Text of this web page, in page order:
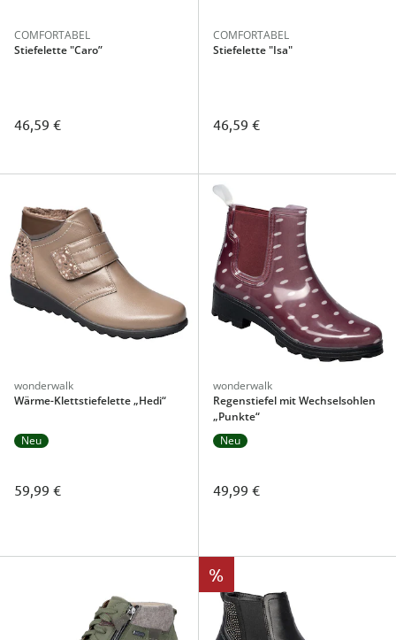
COMFORTABEL
Stiefelette "Caro”
46,59 €
COMFORTABEL
Stiefelette "Isa"
46,59 €
wonderwalk
Wärme-Klettstiefelette „Hedi“
Neu
59,99 €
wonderwalk
Regenstiefel mit Wechselsohlen
„Punkte“
Neu
49,99 €
%